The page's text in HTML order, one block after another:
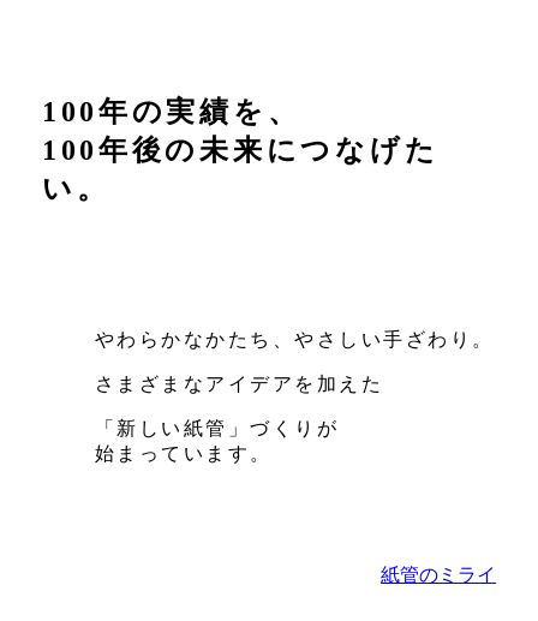
100年の実績を、
100年後の未来につなげた
い。
やわらかなかたち、やさしい手ざわり。
さまざまなアイデアを加えた
「新しい紙管」づくりが
始まっています。
紙管のミライ